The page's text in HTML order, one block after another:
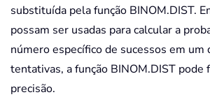
substituída pela função BINOM.DIST.
possam ser usadas para calcular a
número específico de sucessos em um
tentativas, a função BINOM.DIST pode
precisão.